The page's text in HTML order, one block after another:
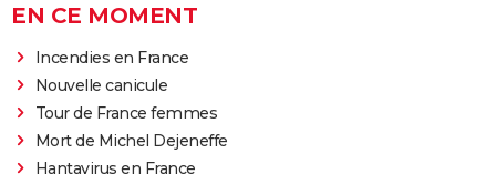
EN CE MOMENT
Incendies en France
Nouvelle canicule
Tour de France femmes
Mort de Michel Dejeneffe
Hantavirus en France